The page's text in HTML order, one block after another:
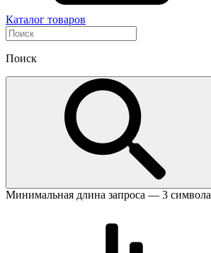
Каталог товаров
Поиск
Минимальная длина запроса — 3 символа